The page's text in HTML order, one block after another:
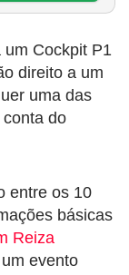
um Cockpit P1
direito a um
uma das
do
entre os 10
básicas
Reiza
evento